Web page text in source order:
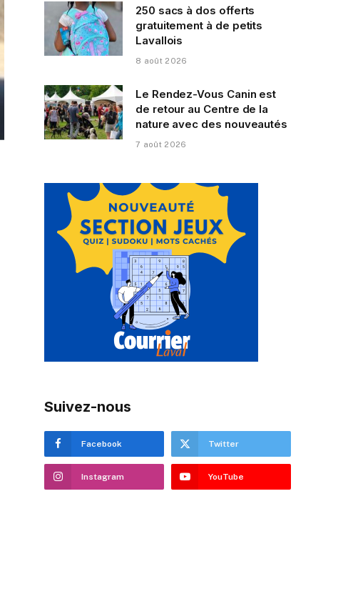
250 sacs à dos offerts
gratuitement à de petits
Lavallois
8 août 2026
Le Rendez-Vous Canin est
de retour au Centre de la
nature avec des nouveautés
7 août 2026
Suivez-nous
Facebook Twitter
Instagram YouTube